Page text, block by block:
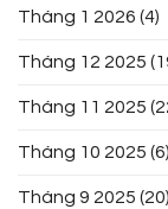
Tháng 1 2026 (4)
Tháng 12 2025
Tháng 11 2025
Tháng 10 2025 (6)
Tháng 9 2025 (20)